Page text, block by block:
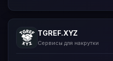
TGREF.XYZ
Сервисы для накрутки